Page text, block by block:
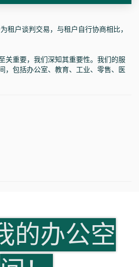
户谈判交易，与租户自行协商相比，
关重要，我们深知其重要性。我们的服
，包括办公室、教育、工业、零售、医
的办公空